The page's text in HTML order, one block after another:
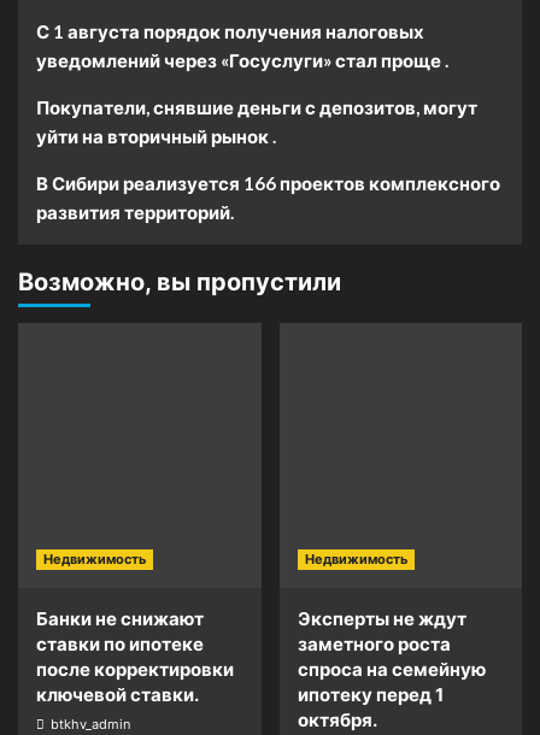
С 1 августа порядок получения налоговых
уведомлений через «Госуслуги» стал проще .
Покупатели, снявшие деньги с депозитов, могут
уйти на вторичный рынок .
В Сибири реализуется 166 проектов комплексного
развития территорий.
Возможно, вы пропустили
Недвижимость
Банки не снижают
ставки по ипотеке
после корректировки
ключевой ставки.
btkhv_admin
Недвижимость
Эксперты не ждут
заметного роста
спроса на семейную
ипотеку перед 1
октября.